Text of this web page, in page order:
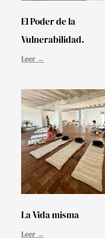
El Poder de la
Vulnerabilidad.
Leer →
La Vida misma
Leer →